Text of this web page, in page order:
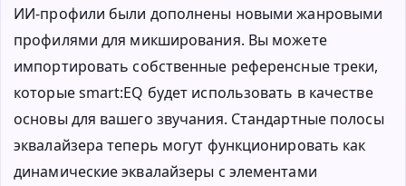
ИИ-профили были дополнены новыми жанровыми
профилями для микширования. Вы можете
импортировать собственные референсные треки,
которые smart:EQ будет использовать в качестве
основы для вашего звучания. Стандартные полосы
эквалайзера теперь могут функционировать как
динамические эквалайзеры с элементами